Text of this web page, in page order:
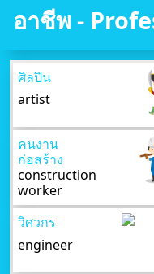
อาชีพ -
ศิลปิน
artist
คนงาน
ก่อสร้าง
construction
worker
วิศวกร
engineer